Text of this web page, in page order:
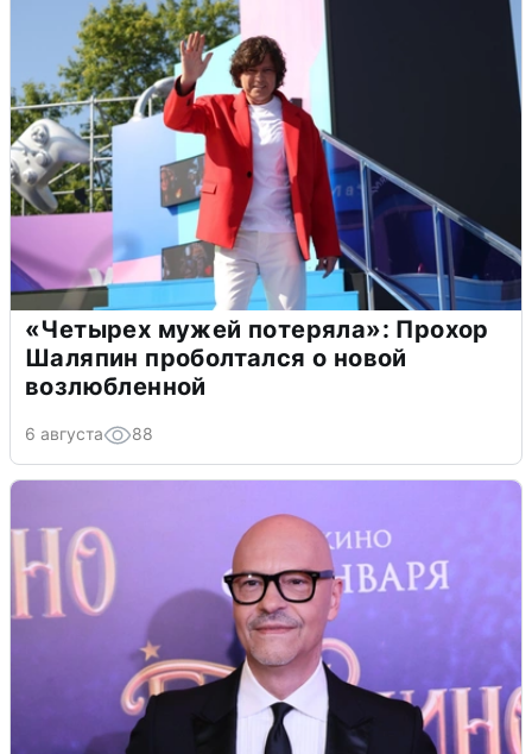
«Четырех мужей потеряла»: Прохор
Шаляпин проболтался о новой
возлюбленной
6 августа 88